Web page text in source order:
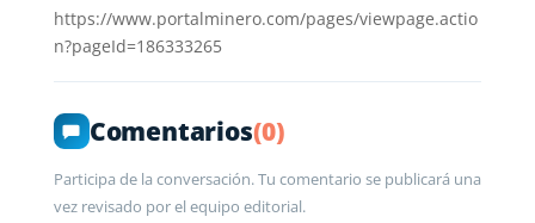
https://www.portalminero.com/pages/viewpage.actio
n?pageId=186333265
Comentarios(0)
Participa de la conversación. Tu comentario se publicará una
vez revisado por el equipo editorial.